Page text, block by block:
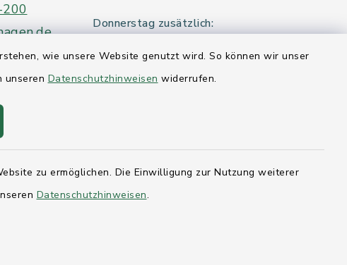
wie unsere Website genutzt wird. So können wir unser
unseren Datenschutzhinweisen widerrufen.
zu ermöglichen. Die Einwilligung zur Nutzung weiterer
Datenschutzhinweisen.
Donnerstag zusätzlich:
Mittwoch:
Schleswig-
Eckernförde